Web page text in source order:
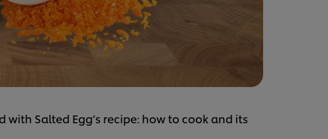
with Salted Egg’s recipe: how to cook and its